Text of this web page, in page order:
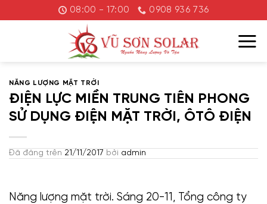
đến
08:00 - 17:00 0908 936 736
NĂNG LƯỢNG MẶT TRỜI
ĐIỆN LỰC MIỀN TRUNG TIÊN PHONG
SỬ DỤNG ĐIỆN MẶT TRỜI, ÔTÔ ĐIỆN
Đã đăng trên 21/11/2017 bởi admin
Năng lượng mặt trời. Sáng 20-11, Tổng công ty